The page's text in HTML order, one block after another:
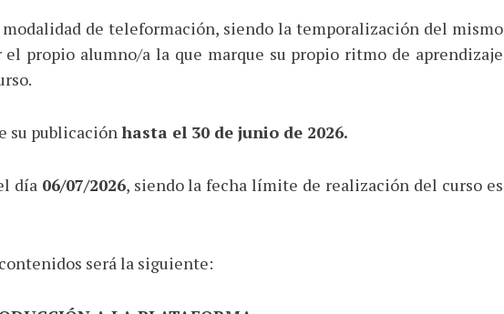
de teleformación, siendo la temporalización del mismo
el propio alumno/a la que marque su propio ritmo de aprendizaje
su publicación hasta el 30 de junio de 2026.
día 06/07/2026, siendo la fecha límite de realización del curso es
será la siguiente: